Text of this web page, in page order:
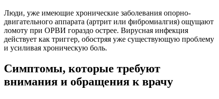
Люди, уже имеющие хронические заболевания опорно-
двигательного аппарата (артрит или фибромиалгия) ощущают
ломоту при ОРВИ гораздо острее. Вирусная инфекция
действует как триггер, обостряя уже существующую проблему
и усиливая хроническую боль.
Симптомы, которые требуют
внимания и обращения к врачу